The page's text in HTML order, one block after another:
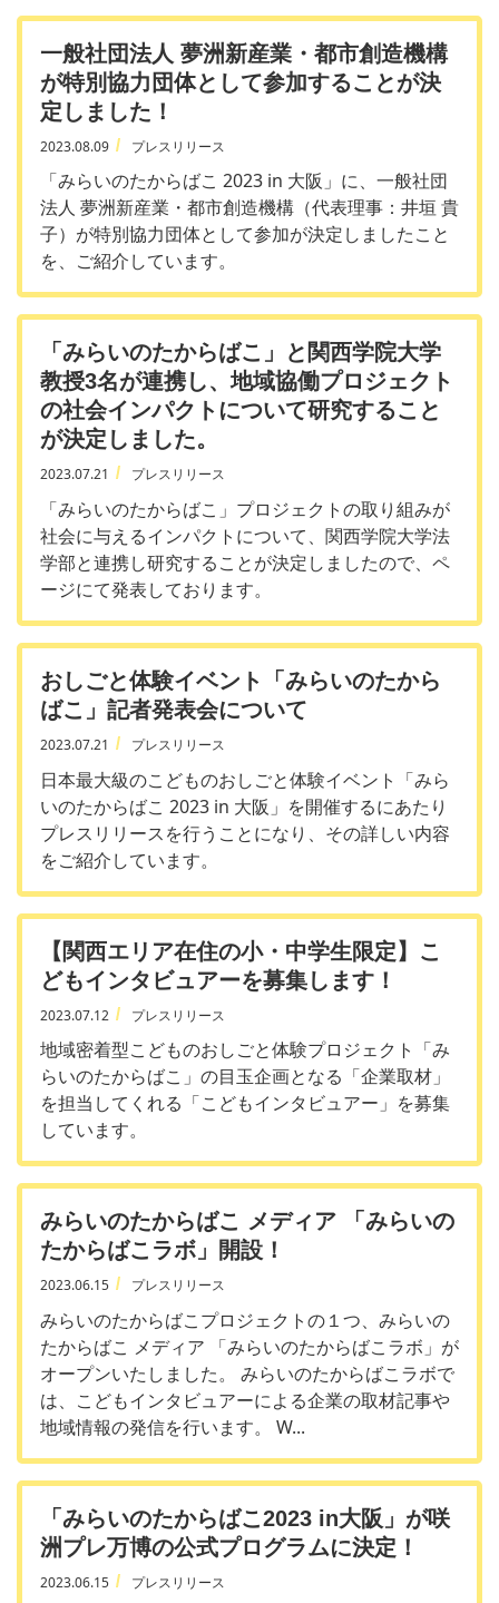
一般社団法人 夢洲新産業・都市創造機構
が特別協力団体として参加することが決
定しました！
2023.08.09 プレスリリース
「みらいのたからばこ 2023 in 大阪」に、一般社団
法人 夢洲新産業・都市創造機構（代表理事：井垣 貴
子）が特別協力団体として参加が決定しましたこと
を、ご紹介しています。
「みらいのたからばこ」と関西学院大学
教授3名が連携し、地域協働プロジェクト
の社会インパクトについて研究すること
が決定しました。
2023.07.21 プレスリリース
「みらいのたからばこ」プロジェクトの取り組みが
社会に与えるインパクトについて、関西学院大学法
学部と連携し研究することが決定しましたので、ペ
ージにて発表しております。
おしごと体験イベント「みらいのたから
ばこ」記者発表会について
2023.07.21 プレスリリース
日本最大級のこどものおしごと体験イベント「みら
いのたからばこ 2023 in 大阪」を開催するにあたり
プレスリリースを行うことになり、その詳しい内容
をご紹介しています。
【関西エリア在住の小・中学生限定】こ
どもインタビュアーを募集します！
2023.07.12 プレスリリース
地域密着型こどものおしごと体験プロジェクト「み
らいのたからばこ」の目玉企画となる「企業取材」
を担当してくれる「こどもインタビュアー」を募集
しています。
みらいのたからばこ メディア 「みらいの
たからばこラボ」開設！
2023.06.15 プレスリリース
みらいのたからばこプロジェクトの１つ、みらいの
たからばこ メディア 「みらいのたからばこラボ」が
オープンいたしました。 みらいのたからばこラボで
は、こどもインタビュアーによる企業の取材記事や
地域情報の発信を行います。 W...
「みらいのたからばこ2023 in大阪」が咲
洲プレ万博の公式プログラムに決定！
2023.06.15 プレスリリース